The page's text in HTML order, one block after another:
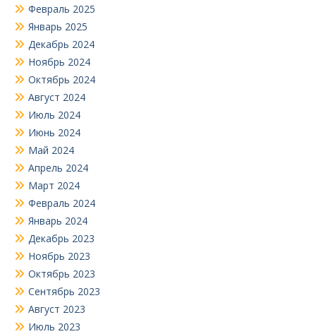
Февраль 2025
Январь 2025
Декабрь 2024
Ноябрь 2024
Октябрь 2024
Август 2024
Июль 2024
Июнь 2024
Май 2024
Апрель 2024
Март 2024
Февраль 2024
Январь 2024
Декабрь 2023
Ноябрь 2023
Октябрь 2023
Сентябрь 2023
Август 2023
Июль 2023